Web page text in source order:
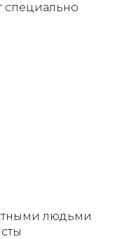
специально
людьми